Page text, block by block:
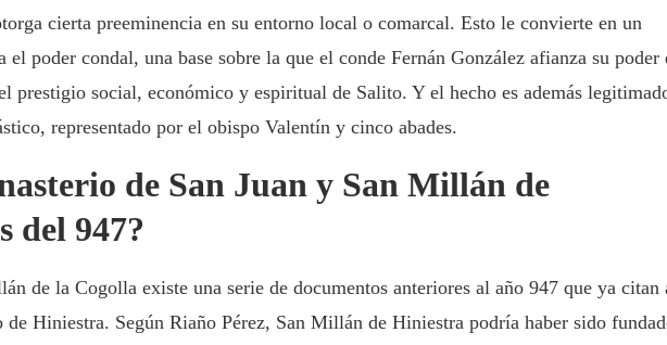
cierta preeminencia en su entorno local o comarcal. Esto le convierte en un
el poder condal, una base sobre la que el conde Fernán González afianza su poder
prestigio social, económico y espiritual de Salito. Y el hecho es además
representado por el obispo Valentín y cinco abades.
de San Juan y San Millán de
del 947?
de la Cogolla existe una serie de documentos anteriores al año 947 que ya citan
de Hiniestra. Según Riaño Pérez, San Millán de Hiniestra podría haber sido